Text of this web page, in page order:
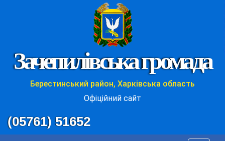
Зачепилівська громада
Берестинський район, Харківська область
Офіційний сайт
(05761) 51652